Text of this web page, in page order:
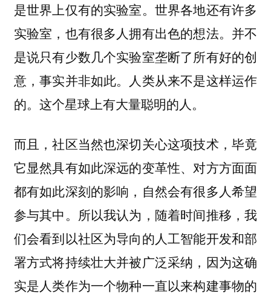
是世界上仅有的实验室。世界各地还有许多
实验室，也有很多人拥有出色的想法。并不
是说只有少数几个实验室垄断了所有好的创
意，事实并非如此。人类从来不是这样运作
的。这个星球上有大量聪明的人。
而且，社区当然也深切关心这项技术，毕竟
它显然具有如此深远的变革性、对方方面面
都有如此深刻的影响，自然会有很多人希望
参与其中。所以我认为，随着时间推移，我
们会看到以社区为导向的人工智能开发和部
署方式将持续壮大并被广泛采纳，因为这确
实是人类作为一个物种一直以来构建事物的